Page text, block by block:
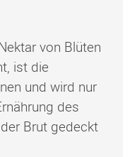
von Blüten
ist die
und wird nur
des
Brut gedeckt